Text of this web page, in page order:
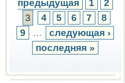
предыдущая 1
2
3
4 5 6 7
8
9
…
следующая ›
последняя »